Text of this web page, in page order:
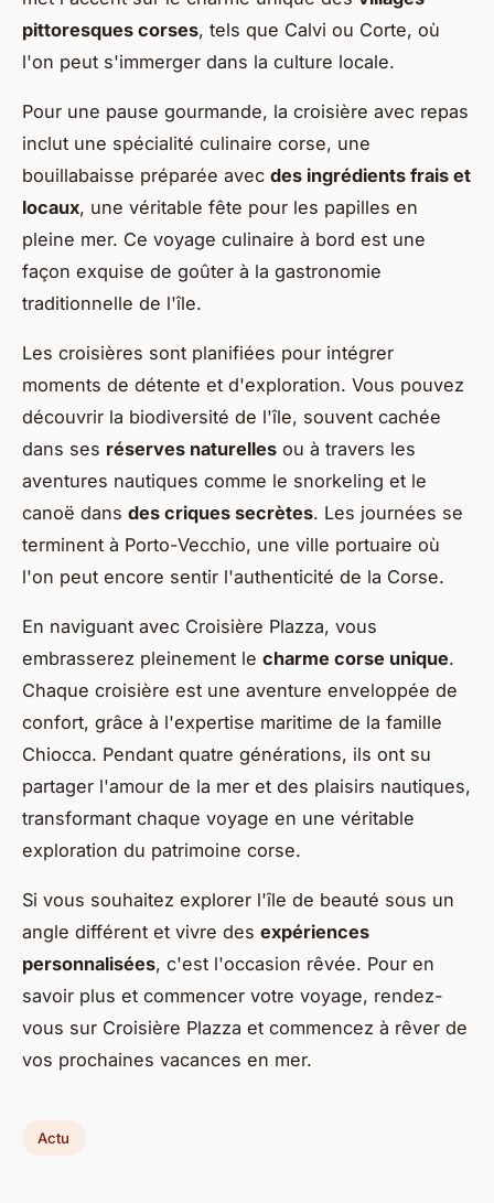
pittoresques corses, tels que Calvi ou Corte, où
l'on peut s'immerger dans la culture locale.
Pour une pause gourmande, la croisière avec repas
inclut une spécialité culinaire corse, une
bouillabaisse préparée avec des ingrédients frais et
locaux, une véritable fête pour les papilles en
pleine mer. Ce voyage culinaire à bord est une
façon exquise de goûter à la gastronomie
traditionnelle de l'île.
Les croisières sont planifiées pour intégrer
moments de détente et d'exploration. Vous pouvez
découvrir la biodiversité de l'île, souvent cachée
dans ses réserves naturelles ou à travers les
aventures nautiques comme le snorkeling et le
canoë dans des criques secrètes. Les journées se
terminent à Porto-Vecchio, une ville portuaire où
l'on peut encore sentir l'authenticité de la Corse.
En naviguant avec Croisière Plazza, vous
embrasserez pleinement le charme corse unique.
Chaque croisière est une aventure enveloppée de
confort, grâce à l'expertise maritime de la famille
Chiocca. Pendant quatre générations, ils ont su
partager l'amour de la mer et des plaisirs nautiques,
transformant chaque voyage en une véritable
exploration du patrimoine corse.
Si vous souhaitez explorer l'île de beauté sous un
angle différent et vivre des expériences
personnalisées, c'est l'occasion rêvée. Pour en
savoir plus et commencer votre voyage, rendez-
vous sur Croisière Plazza et commencez à rêver de
vos prochaines vacances en mer.
Actu